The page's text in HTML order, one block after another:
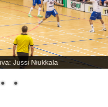
Jussi Niukkala